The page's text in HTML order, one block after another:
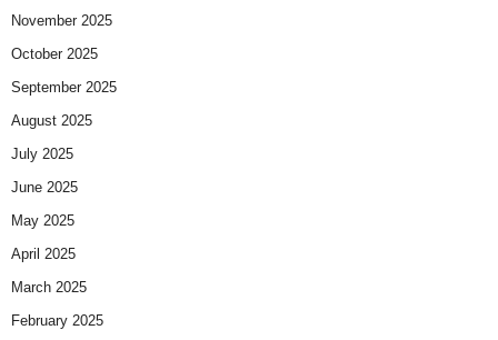
November 2025
October 2025
September 2025
August 2025
July 2025
June 2025
May 2025
April 2025
March 2025
February 2025